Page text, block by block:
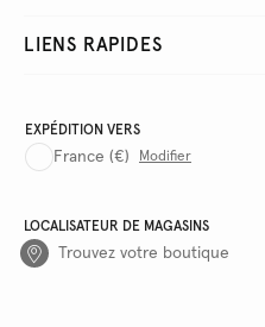
LIENS RAPIDES
EXPÉDITION VERS
France (€) Modifier
LOCALISATEUR DE MAGASINS
Trouvez votre boutique